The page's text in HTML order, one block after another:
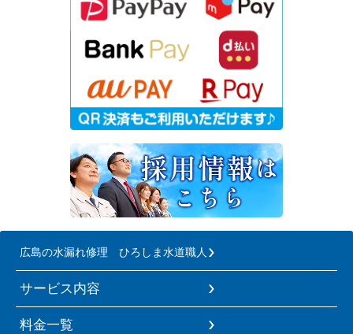
広島の水漏れ修理 ひろしま水道職人
サービス内容
料金一覧